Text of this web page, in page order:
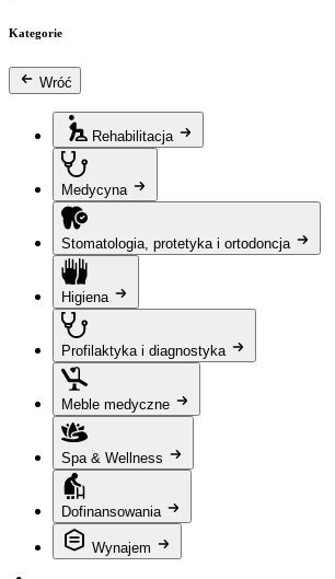
Kategorie
Wróć
Rehabilitacja
Medycyna
Stomatologia, protetyka i ortodoncja
Higiena
Profilaktyka i diagnostyka
Meble medyczne
Spa & Wellness
Dofinansowania
Wynajem